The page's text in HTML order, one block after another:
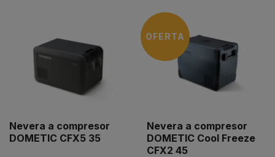
Nevera a compresor
DOMETIC CFX5 35
OFERTA
Nevera a compresor
DOMETIC Cool Freeze
CFX2 45